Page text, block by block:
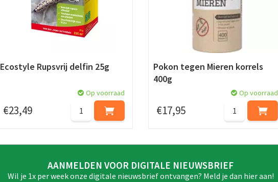
Ecostyle Rupsvrij delfin 25g
€23,49
Op voorraad
Pokon tegen Mieren korrels
400g
€17,95
Op voorraad
AANMELDEN VOOR DIGITALE NIEUWSBRIEF
Wil je 1x per week onze digitale nieuwsbrief ontvangen? Meld je dan hier aan!